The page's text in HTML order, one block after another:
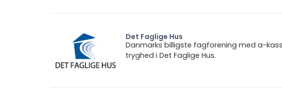
Det Faglige Hus
Danmarks billigste fagforening med a-
tryghed i Det Faglige Hus.